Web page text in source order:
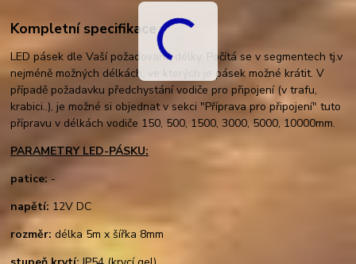
Kompletní specifikace
LED pásek dle Vaší požadované délky. Počítá se v segmentech tj.v
nejméně možných délkách, ve kterých je pásek možné krátit. V
případě požadavku předchystání vodiče pro připojení (v trafu,
krabici..), je možné si objednat v sekci "Příprava pro připojení" tuto
přípravu v délkách vodiče 150, 500, 1500, 3000, 5000, 10000mm.
PARAMETRY LED-PÁSKU:
patice: -
napětí: 12V DC
rozměr: délka 5m x šířka 8mm